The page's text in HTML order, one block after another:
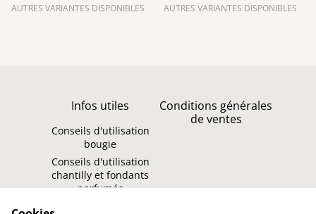
AUTRES VARIANTES DISPONIBLES AUTRES VARIANTES DISPONIBLES
Infos utiles
Conseils d'utilisation
bougie
Conseils d'utilisation
chantilly et fondants
parfumés
Conditions générales
de ventes